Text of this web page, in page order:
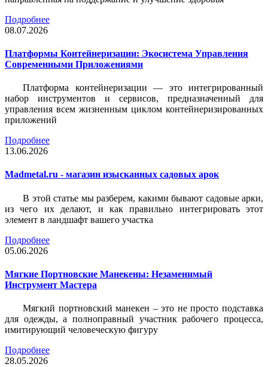
Подробнее
08.07.2026
Платформы Контейнеризации: Экосистема Управления
Современными Приложениями
Платформа контейнеризации — это интегрированный
набор инструментов и сервисов, предназначенный для
управления всем жизненным циклом контейнеризированных
приложений
Подробнее
13.06.2026
Madmetal.ru - магазин изысканных садовых арок
В этой статье мы разберем, какими бывают садовые арки,
из чего их делают, и как правильно интегрировать этот
элемент в ландшафт вашего участка
Подробнее
05.06.2026
Мягкие Портновские Манекены: Незаменимый
Инструмент Мастера
Мягкий портновский манекен – это не просто подставка
для одежды, а полноправный участник рабочего процесса,
имитирующий человеческую фигуру
Подробнее
28.05.2026